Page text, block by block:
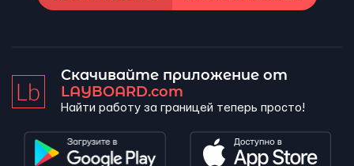
Скачивайте приложение от
LAYBOARD.com
Найти работу за границей теперь просто!